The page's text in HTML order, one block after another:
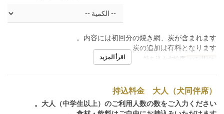
内容には初回分の焼き網、炭が含まれます。
炭の追加は有料となります。
فئة المقعد اقرأ المزيد
持込料金 大人（犬同伴席）
大人（中学生以上）のご利用人数の数をご入力ください。